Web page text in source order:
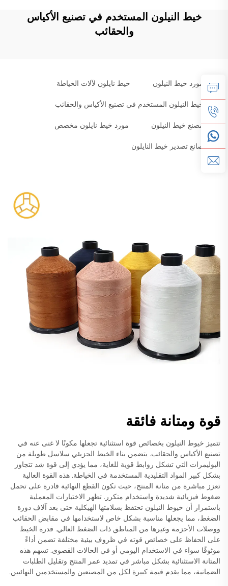
خيط النيلون المستخدم في تصنيع الأكياس
والحقائب
مورد خيط النيلون خيط نايلون لآلات الخياطة
خيط النيلون المستخدم في تصنيع الأكياس والحقائب
مصنع خيط النيلون مورد خيط نايلون مخصص
صانع تصدير خيط النايلون
قوة ومتانة فائقة
تتميز خيوط النيلون بخصائص قوة استثنائية تجعلها مكونًا لا غنى عنه في
تصنيع الأكياس والحقائب. يتضمن بناء الخيط الجزيئي سلاسل طويلة من
البوليمرات التي تشكل روابط قوية للغاية، مما يؤدي إلى قوة شد تتجاوز
بشكل كبير المواد التقليدية المستخدمة في الخياطة. هذه القوة العالية
تعزز مباشرة من متانة المنتج، حيث تكون القطع النهائية قادرة على تحمل
ضغوط فيزيائية شديدة واستخدام متكرر. تظهر الاختبارات المعملية
باستمرار أن خيوط النيلون تحتفظ بسلامتها الهيكلية حتى بعد آلاف دورة
الضغط، مما يجعلها مناسبة بشكل خاص لاستخدامها في مقابض الحقائب
ووصلات الأحزمة وغيرها من المناطق ذات الضغط العالي. قدرة الخيط
على الحفاظ على خصائص قوته في ظروف بيئية مختلفة تضمن أداءً
موثوقًا سواء في الاستخدام اليومي أو في الحالات القصوى. تسهم هذه
المتانة الاستثنائية بشكل مباشر في تمديد عمر المنتج وتقليل الطلبات
الضمانية، مما يقدم قيمة كبيرة لكل من المصنعين والمستخدمين النهائيين.